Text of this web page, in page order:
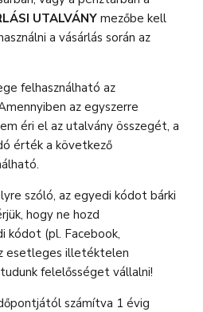
UTALVÁNY mezőbe kell
a vásárlás során az
felhasználható az
az egyszerre
éri el az utalvány összegét, a
érték a következő
szóló, az egyedi kódot bárki
hogy ne hozd
kódot (pl. Facebook,
esetleges illetéktelen
felelősséget vállalni!
számítva 1 évig